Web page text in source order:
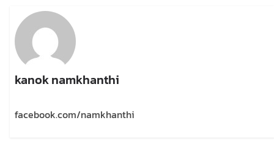
kanok namkhanthi
facebook.com/namkhanthi